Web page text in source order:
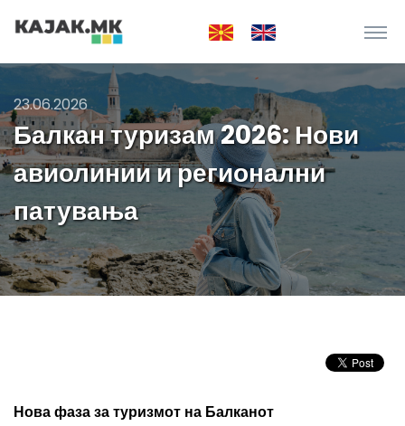
23.06.2026
Балкан туризам 2026: Нови
авиолинии и регионални
патувања
Нова фаза за туризмот на Балканот